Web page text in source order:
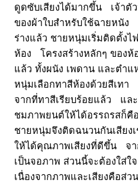
ดูดซับเสียงได้มากขึ้น เจ้า
ของผ้าใบสำหรับใช้ฉายหนัง
ร่างแล้ว ชายหนุ่มเริ่มติดตั้งไ
ห้อง โครงสร้างหลักๆ ของห้
แล้ว ทั้งผนัง เพดาน และตำแ
หนุ่มเลือกทาสีห้องด้วยสีเท
จากที่ทาสีเรียบร้อยแล้ว แล
ชมภาพยนต์ให้ได้อรรถรสก็คื
ชายหนุ่มจึงติดฉนวนกันเสียง
ให้ได้คุณภาพเสียงที่ดีขึ้น จา
เป็นจอภาพ ส่วนนี้จะต้องใส่ใ
เนื่องจากภาพและเสียงคือส่